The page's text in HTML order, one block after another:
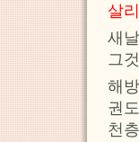
살
새
그
해
권
천